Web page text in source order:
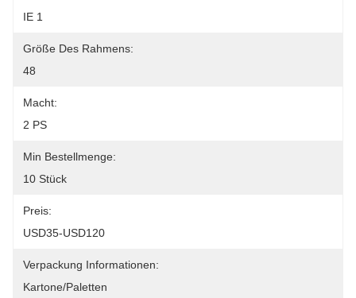
IE 1
Größe Des Rahmens:
48
Macht:
2 PS
Min Bestellmenge:
10 Stück
Preis:
USD35-USD120
Verpackung Informationen:
Kartone/Paletten